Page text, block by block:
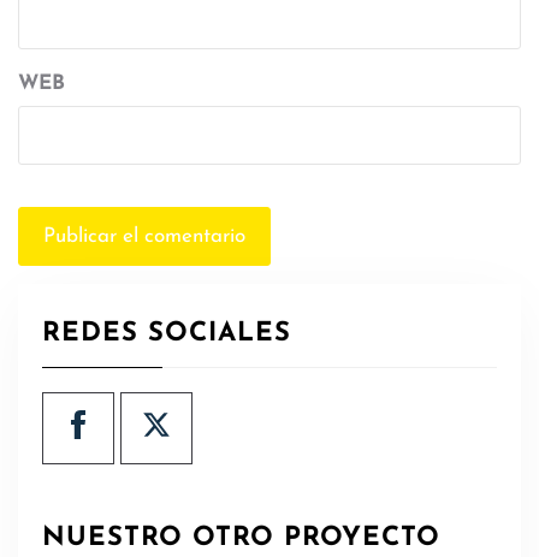
WEB
REDES SOCIALES
NUESTRO OTRO PROYECTO